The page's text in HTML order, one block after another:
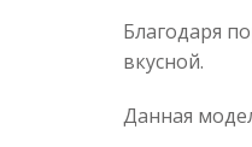
Благодаря
вкусной.
Данная